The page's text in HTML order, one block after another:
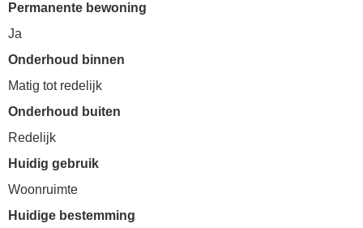
Permanente bewoning
Ja
Onderhoud binnen
Matig tot redelijk
Onderhoud buiten
Redelijk
Huidig gebruik
Woonruimte
Huidige bestemming